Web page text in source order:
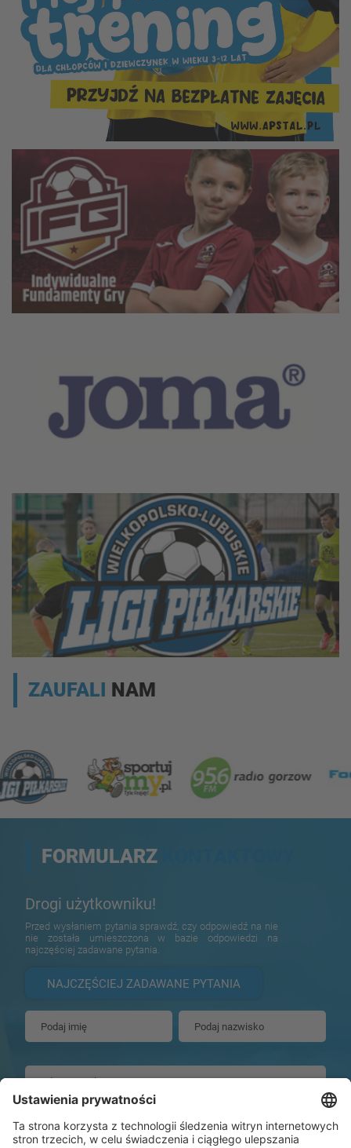
ZAUFALI NAM
FORMULARZ
Drogi użytkowniku!
Przed wysłaniem pytania sprawdź, czy odpowiedź na nie
nie została umieszczona w bazie odpowiedzi na
najczęściej zadawane pytania.
NAJCZĘŚCIEJ ZADAWANE PYTANIA